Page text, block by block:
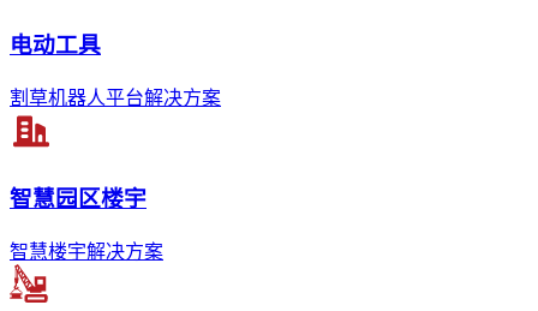
电动工具
割草机器人平台解决方案
智慧园区楼宇
智慧楼宇解决方案